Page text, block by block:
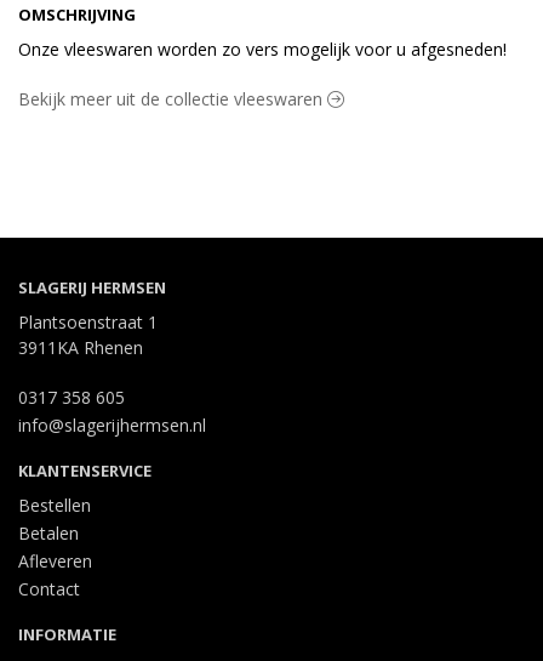
OMSCHRIJVING
Onze vleeswaren worden zo vers mogelijk voor u afgesneden!
Bekijk meer uit de collectie vleeswaren
SLAGERIJ HERMSEN
Plantsoenstraat 1
3911KA Rhenen
0317 358 605
info@slagerijhermsen.nl
KLANTENSERVICE
Bestellen
Betalen
Afleveren
Contact
INFORMATIE